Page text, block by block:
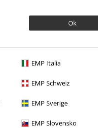
Ok
EMP Italia
EMP Schweiz
EMP Sverige
EMP Slovensko